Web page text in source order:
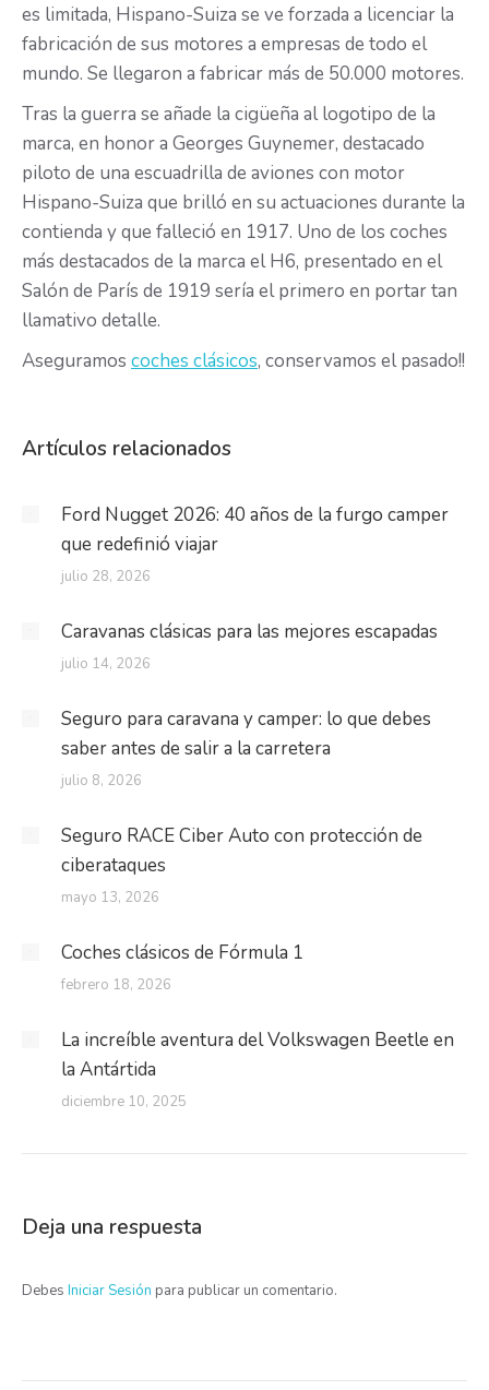
es limitada, Hispano-Suiza se ve forzada a licenciar la
fabricación de sus motores a empresas de todo el
mundo. Se llegaron a fabricar más de 50.000 motores.
Tras la guerra se añade la cigüeña al logotipo de la
marca, en honor a Georges Guynemer, destacado
piloto de una escuadrilla de aviones con motor
Hispano-Suiza que brilló en su actuaciones durante la
contienda y que falleció en 1917. Uno de los coches
más destacados de la marca el H6, presentado en el
Salón de París de 1919 sería el primero en portar tan
llamativo detalle.
Aseguramos coches clásicos, conservamos el pasado!!
Artículos relacionados
Ford Nugget 2026: 40 años de la furgo camper
que redefinió viajar
julio 28, 2026
Caravanas clásicas para las mejores escapadas
julio 14, 2026
Seguro para caravana y camper: lo que debes
saber antes de salir a la carretera
julio 8, 2026
Seguro RACE Ciber Auto con protección de
ciberataques
mayo 13, 2026
Coches clásicos de Fórmula 1
febrero 18, 2026
La increíble aventura del Volkswagen Beetle en
la Antártida
diciembre 10, 2025
Deja una respuesta
Debes Iniciar Sesión para publicar un comentario.